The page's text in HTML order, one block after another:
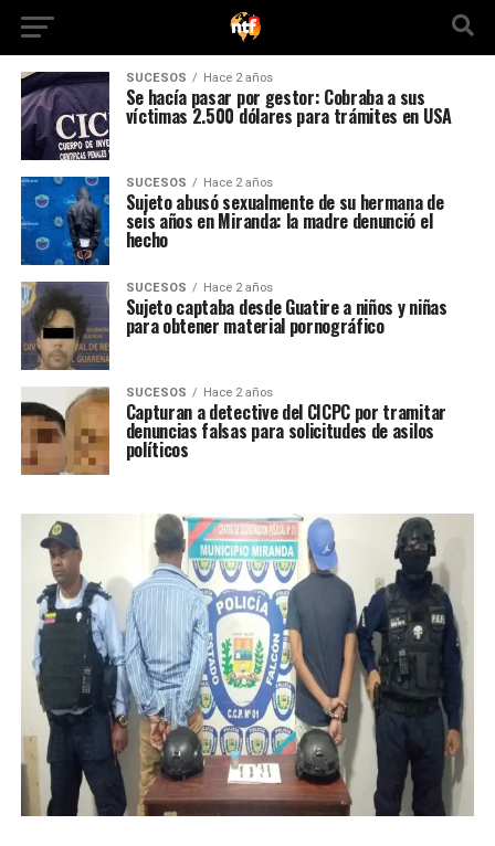
SUCESOS Hace 2 años
Se hacía pasar por gestor: Cobraba a sus
víctimas 2.500 dólares para trámites en USA
SUCESOS Hace 2 años
Sujeto abusó sexualmente de su hermana de
seis años en Miranda: la madre denunció el
hecho
SUCESOS Hace 2 años
Sujeto captaba desde Guatire a niños y niñas
para obtener material pornográfico
SUCESOS Hace 2 años
Capturan a detective del CICPC por tramitar
denuncias falsas para solicitudes de asilos
políticos